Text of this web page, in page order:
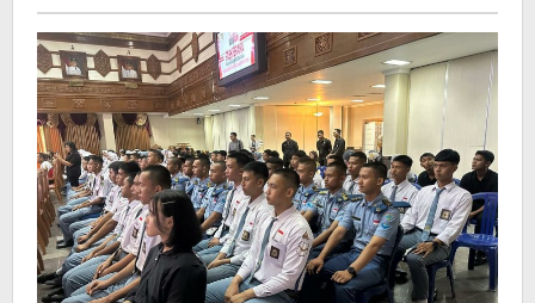
Calon
Paskibraka
2024